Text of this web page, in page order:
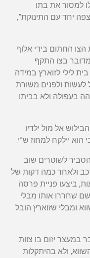
למסור את בתו
יחד עם התינוקת”,
החתום בידי אלוף
מדובר בצו התקף
לילי לזוארץ במידה
לעשות ולפנים משורת
בעפולה ולא בביתו
אל מול ילדיו
הוא יילקח למחוז ש”י.
לשוטרים שוב
ולאחר כמה דקות של
ביצעו פניית פרסה
שם שחררו אותו מבלי
ומבלי שזוארץ הובל
במעצר יזום בו צוות
ולא בהיתקלות